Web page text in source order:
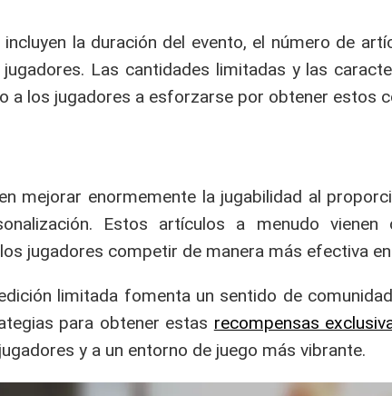
la duración del evento, el número de
Las cantidades limitadas y las
a los jugadores a esforzarse por obtener estos
mejorar enormemente la jugabilidad al
Estos artículos a menudo vienen
jugadores competir de manera más efectiva
limitada fomenta un sentido de
para obtener estas recompensas
y a un entorno de juego más vibrante.